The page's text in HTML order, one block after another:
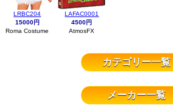
LRBC204
15000円
Roma Costume
LAFAC0001
4500円
AtmosFX
カテゴリー一覧
メーカー一覧